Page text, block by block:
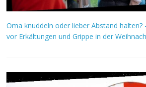
Oma knuddeln oder lieber Abstand halten?
vor Erkältungen und Grippe in der